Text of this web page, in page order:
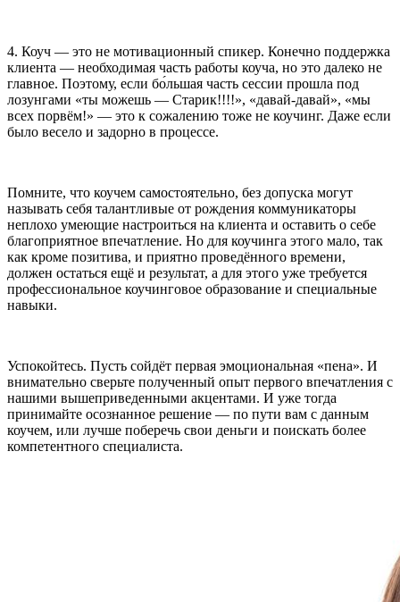
4. Коуч — это не мотивационный спикер. Конечно поддержка
клиента — необходимая часть работы коуча, но это далеко не
главное. Поэтому, если бо́льшая часть сессии прошла под
лозунгами «ты можешь — Старик!!!!», «давай-давай», «мы
всех порвём!» — это к сожалению тоже не коучинг. Даже если
было весело и задорно в процессе.
Помните, что коучем самостоятельно, без допуска могут
называть себя талантливые от рождения коммуникаторы
неплохо умеющие настроиться на клиента и оставить о себе
благоприятное впечатление. Но для коучинга этого мало, так
как кроме позитива, и приятно проведённого времени,
должен остаться ещё и результат, а для этого уже требуется
профессиональное коучинговое образование и специальные
навыки.
Успокойтесь. Пусть сойдёт первая эмоциональная «пена». И
внимательно сверьте полученный опыт первого впечатления с
нашими вышеприведенными акцентами. И уже тогда
принимайте осознанное решение — по пути вам с данным
коучем, или лучше поберечь свои деньги и поискать более
компетентного специалиста.